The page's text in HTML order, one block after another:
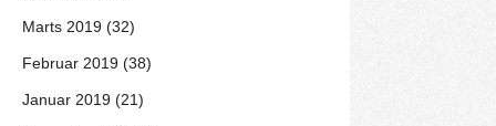
Marts 2019 (32)
Februar 2019 (38)
Januar 2019 (21)